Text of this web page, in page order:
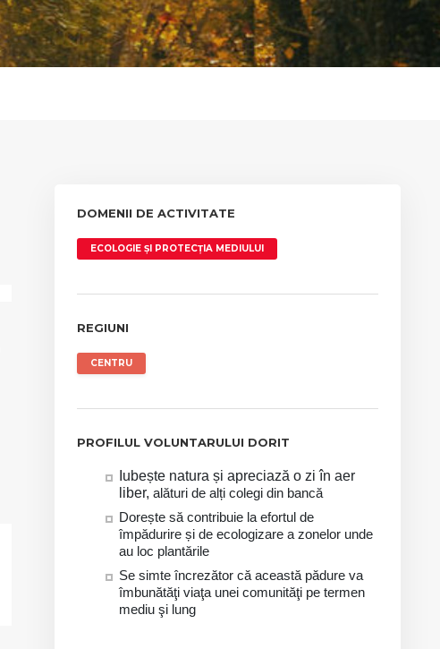
DOMENII DE ACTIVITATE
ECOLOGIE ȘI PROTECȚIA MEDIULUI
REGIUNI
CENTRU
PROFILUL VOLUNTARULUI DORIT
Iubește natura și apreciază o zi în aer
liber, alături de alți colegi din bancă
Dorește să contribuie la efortul de
împădurire și de ecologizare a zonelor unde
au loc plantările
Se simte încrezător că această pădure va
îmbunătăţi viaţa unei comunităţi pe termen
mediu şi lung